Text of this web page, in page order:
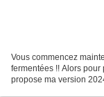
Vous commencez
fermentées !! Alors
propose ma version